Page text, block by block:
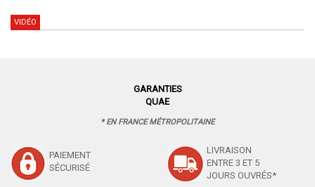
VIDÉO
GARANTIES
QUAE
* EN FRANCE MÉTROPOLITAINE
PAIEMENT
SÉCURISÉ
LIVRAISON
ENTRE 3 ET 5
JOURS OUVRÉS*